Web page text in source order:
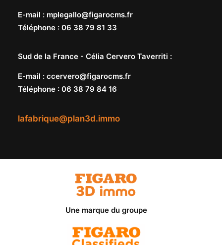
lafabrique@plan3d.immo
E-mail : mplegallo@figarocms.fr
Téléphone : 06 38 79 81 33
Sud de la France - Célia Cervero Taverriti :
E-mail : ccervero@figarocms.fr
Téléphone : 06 38 79 84 16
Une marque du groupe